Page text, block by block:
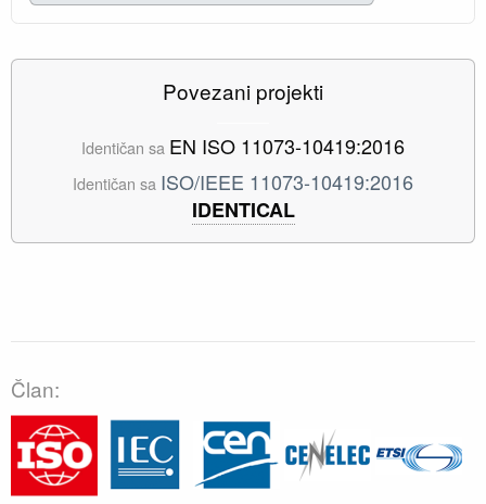
Povezani projekti
Identičan sa EN ISO 11073-10419:2016
Identičan sa ISO/IEEE 11073-10419:2016
IDENTICAL
Član: